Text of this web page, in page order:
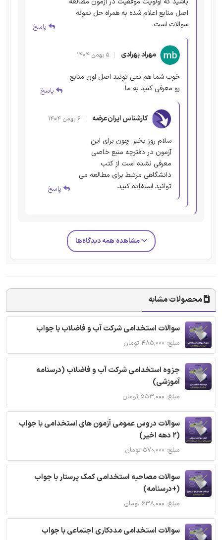
اصل منابع اعلام شده به همراه حل نمونه
سوالات است.
پاسخ
مهراد بهرادی ۵ بهمن ۱۴۰۴
خوب شما هم نمی تونید اصل اون منابع
رو معرفی کنید به ما
پاسخ
کارشناس ایران‌عرضه ۶ بهمن ۱۴۰۴
سلام روز بخیر. چون برای این
آزمون در دفترچه منبع خاصی
معرفی نشده است از کتب
دانشگاهی مرتبط برای مطالعه می
توانید استفاده کنید.
پاسخ
مشاهده همه دیدگاه‌ها
محصولات مشابه
سوالات استخدامی شرکت آب و فاضلاب با جواب
مبلغ: ۴۸۵,۰۰۰ تومان
جزوه استخدامی شرکت آب و فاضلاب (درسنامه
آموزشی)
مبلغ: ۵۵۳,۰۰۰ تومان
سوالات دروس عمومی آزمون های استخدامی با جواب
(2 دهه اخیر)
مبلغ: ۵۷۰,۰۰۰ تومان
سوالات مصاحبه استخدامی کمک پرستار با جواب
(+درسنامه)
مبلغ: ۶۳۸,۰۰۰ تومان
سوالات استخدامی مددکاری اجتماعی با جواب